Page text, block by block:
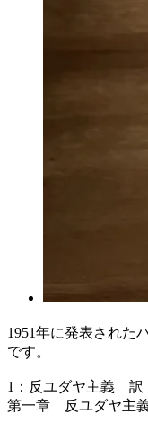
1951年に発表された
です。
1：反ユダヤ主義 訳
第一章 反ユダヤ主